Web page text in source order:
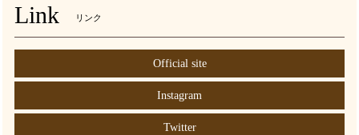
Link リンク
Official site
Instagram
Twitter